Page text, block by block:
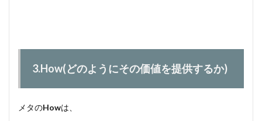
3.How(どのようにその価値を提供するか)
メタのHowは、